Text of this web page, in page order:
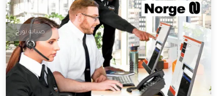
صيانة نورج